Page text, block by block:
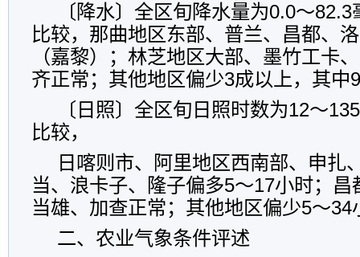
〔降水〕全区旬降水量为0.0～
比较，那曲地区东部、普兰、昌都、
（嘉黎）；林芝地区大部、墨竹工卡
齐正常；其他地区偏少3成以上，其中
〔日照〕全区旬日照时数为12～
比较，
日喀则市、阿里地区西南部、申扎
当、浪卡子、隆子偏多5～17小时；
当雄、加查正常；其他地区偏少5～34
二、农业气象条件评述